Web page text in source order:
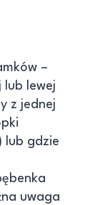
–
lub lewej
z jednej
lub gdzie
uwaga